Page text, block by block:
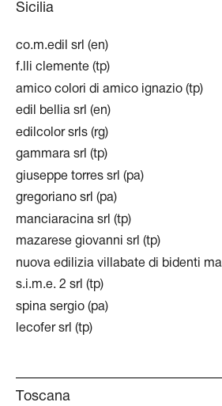
Sicilia
co.m.edil srl (en)
f.lli clemente (tp)
amico colori di amico ignazio (tp)
edil bellia srl (en)
edilcolor srls (rg)
gammara srl (tp)
giuseppe torres srl (pa)
gregoriano srl (pa)
manciaracina srl (tp)
mazarese giovanni srl (tp)
nuova edilizia villabate di bidenti
s.i.m.e. 2 srl (tp)
spina sergio (pa)
lecofer srl (tp)
Toscana